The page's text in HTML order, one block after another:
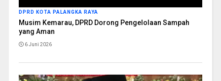
DPRD KOTA PALANGKA RAYA
Musim Kemarau, DPRD Dorong Pengelolaan Sampah
yang Aman
6 Juni 2026